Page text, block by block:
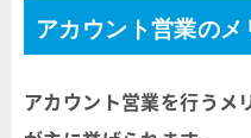
アカウント営業のメ
アカウント営業を行うメ